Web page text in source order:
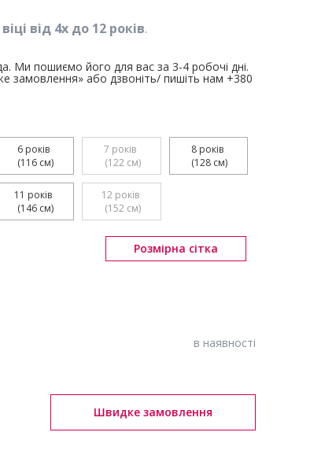
від 4х до 12 років.
Ми пошиємо його для вас за 3-4 робочі дні.
або дзвоніть/ пишіть нам +380
6 років
(116 см)
7 років
(122 см)
8 років
(128 см)
11 років
(146 см)
12 років
(152 см)
Розмірна сітка
в наявності
Швидке замовлення